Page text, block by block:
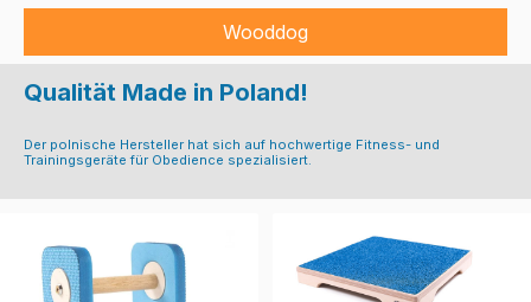
Wooddog
Qualität Made in Poland!
Der polnische Hersteller hat sich auf hochwertige Fitness- und
Trainingsgeräte für Obedience spezialisiert.